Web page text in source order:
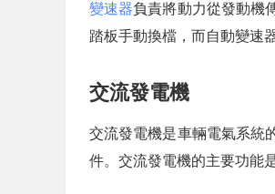
變速器負責將動力從發動機
踏板手動換檔，而自動變速
交流發電機
交流發電機是車輛電氣系統
件。交流發電機的主要功能